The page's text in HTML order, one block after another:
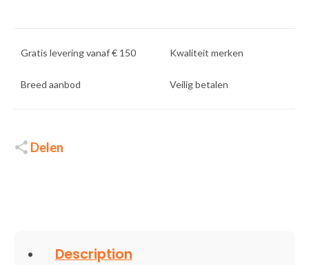
Gratis levering vanaf € 150 Kwaliteit merken
Breed aanbod Veilig betalen
Delen
Description